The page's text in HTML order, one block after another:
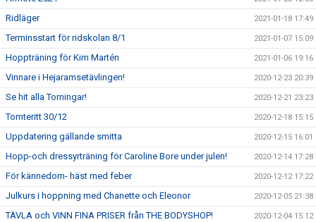
Ridläger 2021-01-18 17:49
Terminsstart för ridskolan 8/1 2021-01-07 15:09
Hoppträning för Kim Martén 2021-01-06 19:16
Vinnare i Hejaramsetävlingen! 2020-12-23 20:39
Se hit alla Torningar! 2020-12-21 23:23
Tomteritt 30/12 2020-12-18 15:15
Uppdatering gällande smitta 2020-12-15 16:01
Hopp-och dressyrträning för Caroline Bore under julen! 2020-12-14 17:28
För kännedom- häst med feber 2020-12-12 17:22
Julkurs i hoppning med Chanette och Eleonor 2020-12-05 21:38
TÄVLA och VINN FINA PRISER från THE BODYSHOP! 2020-12-04 15:12